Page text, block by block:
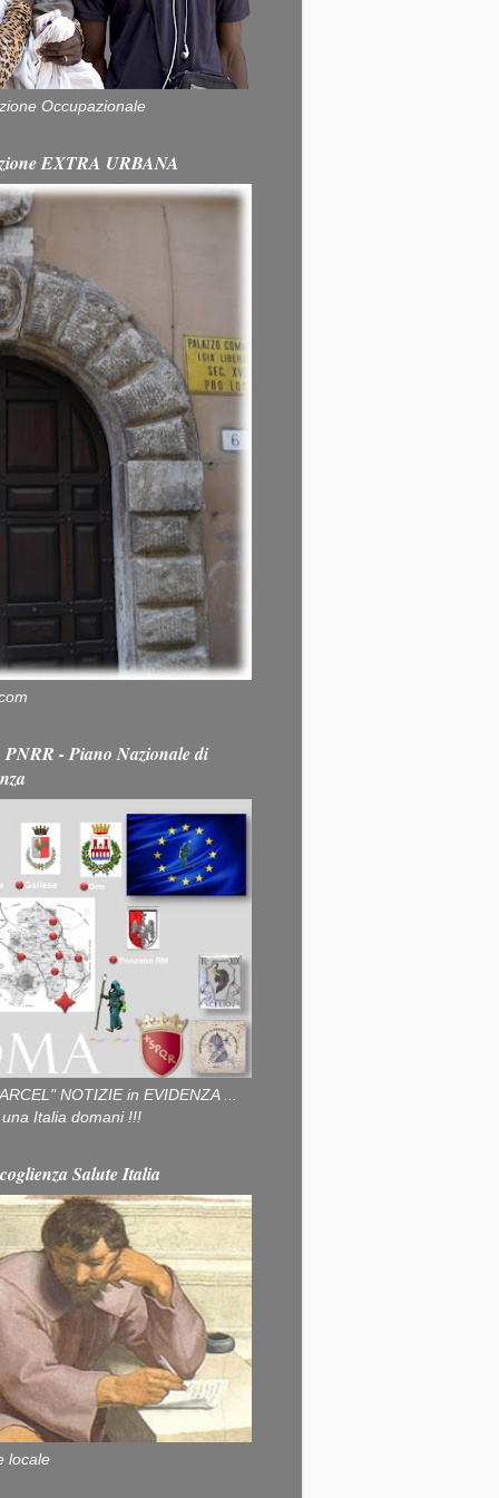
Occupazionale
EXTRA URBANA
- Piano Nazionale di
NOTIZIE in EVIDENZA ...
Italia domani !!!
Salute Italia
locale